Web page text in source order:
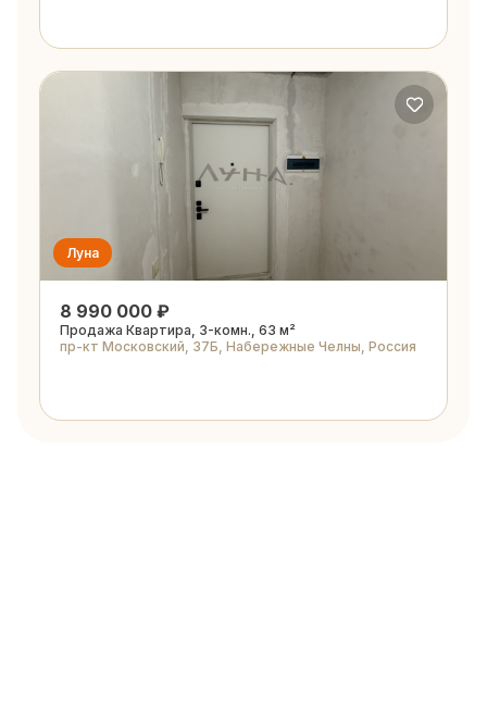
Луна
8 990 000 ₽
Продажа Квартира, 3-комн., 63 м²
пр-кт Московский, 37Б, Набережные Челны, Россия